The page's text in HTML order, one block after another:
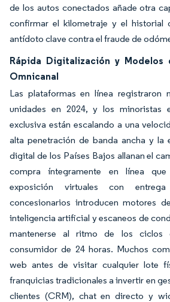
de los autos conectados añade otra
confirmar el kilometraje y el historial
antídoto clave contra el fraude de
Rápida Digitalización y Modelos
Omnicanal
Las plataformas en línea registraron
unidades en 2024, y los minoristas
exclusiva están escalando a una
alta penetración de banda ancha y la
digital de los Países Bajos allanan el
compra íntegramente en línea
exposición virtuales con
concesionarios introducen motores
inteligencia artificial y escaneos de
mantenerse al ritmo de los ciclos
consumidor de 24 horas. Muchos
web antes de visitar cualquier lote
franquicias tradicionales a invertir en
clientes (CRM), chat en directo y